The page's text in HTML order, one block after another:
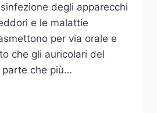
degli apparecchi
e le malattie
per via orale e
che gli auricolari del
che più…